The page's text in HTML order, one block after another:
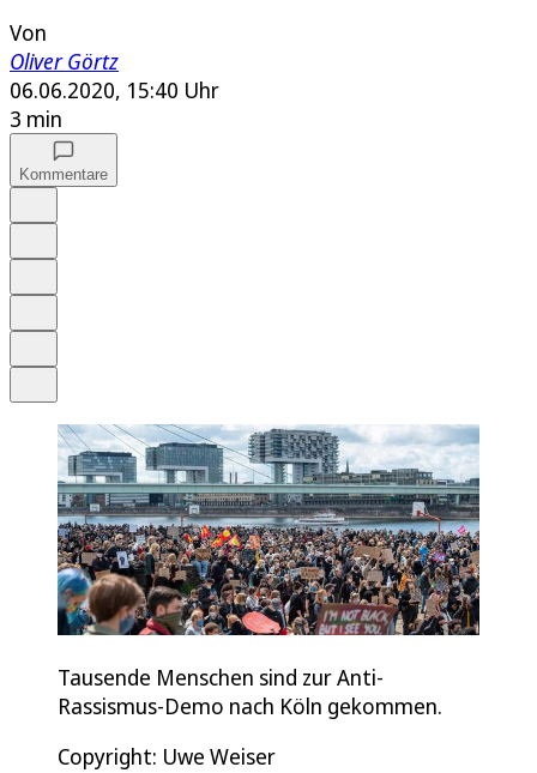
Von
Oliver Görtz
06.06.2020, 15:40 Uhr
3 min
Kommentare
Tausende Menschen sind zur Anti-
Rassismus-Demo nach Köln gekommen.
Copyright: Uwe Weiser